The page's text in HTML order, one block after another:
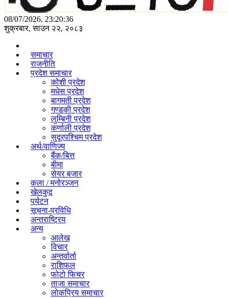
08/07/2026, 23:20:36
शुक्रबार, साउन २२, २०८३
समाचार
राजनीति
प्रदेश समाचार
कोशी प्रदेश
मधेस प्रदेश
बागमती प्रदेश
गण्डकी प्रदेश
लुम्बिनी प्रदेश
कर्णाली प्रदेश
सुदूरपश्चिम प्रदेश
अर्थ/वाणिज्य
बैंक/बित्त
बीमा
सेयर बजार
कला / मनोरञ्जन
खेलकुद़़
पर्यटन
सूचना-प्रविधि
अन्तराष्ट्रिय
अन्य
आलेख
विचार
अन्तर्वार्ता
राशिफल
फोटो फिचर
ताजा समाचार
लोकप्रिय समाचार